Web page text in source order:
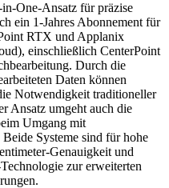
One-Ansatz für präzise
ein 1-Jahres Abonnement für
RTX und Applanix
einschließlich CenterPoint
Durch die
Daten können
Notwendigkeit traditioneller
Ansatz umgeht auch die
Umgang mit
Systeme sind für hohe
Genauigkeit und
zur erweiterten